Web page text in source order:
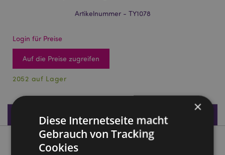
Artikelnummer - TY1078
Login für Preise
Auf die Preise zugreifen
2052 auf Lager
Produktdaten
Produktbeschreibung
×
Diese Internetseite macht
Gebrauch von Tracking
Cookies